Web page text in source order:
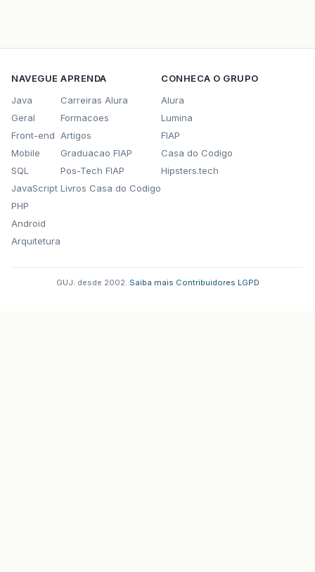
NAVEGUE
Java
Geral
Front-end
Mobile
SQL
JavaScript
PHP
Android
Arquitetura
APRENDA
Carreiras Alura
Formacoes
Artigos
Graduacao FIAP
Pos-Tech FIAP
Livros Casa do Codigo
CONHECA O GRUPO
Alura
Lumina
FIAP
Casa do Codigo
Hipsters.tech
GUJ: desde 2002. Saiba mais Contribuidores LGPD